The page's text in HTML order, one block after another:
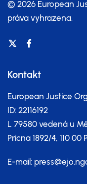
© 2026 European
práva vyhrazena.
Kontakt
European Justice
ID: 22116192
L 79580 vedená u
Pricna 1892/4, 110
E-mail: